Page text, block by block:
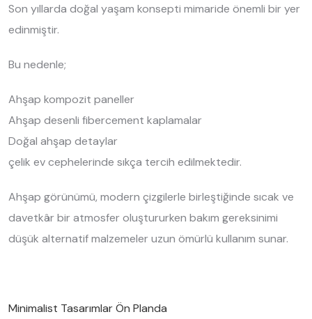
Son yıllarda doğal yaşam konsepti mimaride önemli bir yer
edinmiştir.
Bu nedenle;
Ahşap kompozit paneller
Ahşap desenli fibercement kaplamalar
Doğal ahşap detaylar
çelik ev cephelerinde sıkça tercih edilmektedir.
Ahşap görünümü, modern çizgilerle birleştiğinde sıcak ve
davetkâr bir atmosfer oluştururken bakım gereksinimi
düşük alternatif malzemeler uzun ömürlü kullanım sunar.
Minimalist Tasarımlar Ön Planda